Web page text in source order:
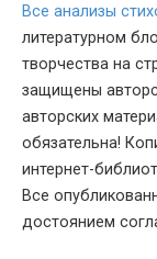
Все анализы
литературном
творчества на
защищены
авторских
обязательна!
интернет-
Все
достоянием